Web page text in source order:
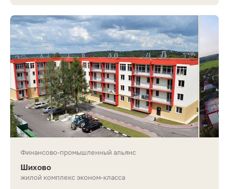
Финансово-промышленный альянс
Шихово
жилой комплекс эконом-класса